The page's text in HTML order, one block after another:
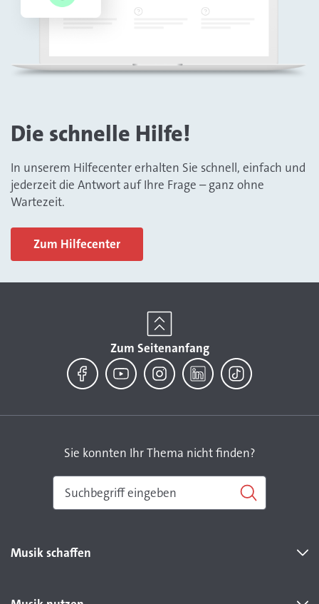
Die schnelle Hilfe!
In unserem Hilfecenter erhalten Sie schnell, einfach und
jederzeit die Antwort auf Ihre Frage – ganz ohne
Wartezeit.
Zum Hilfecenter
Zum Seitenanfang
Sie konnten Ihr Thema nicht finden?
Musik schaffen